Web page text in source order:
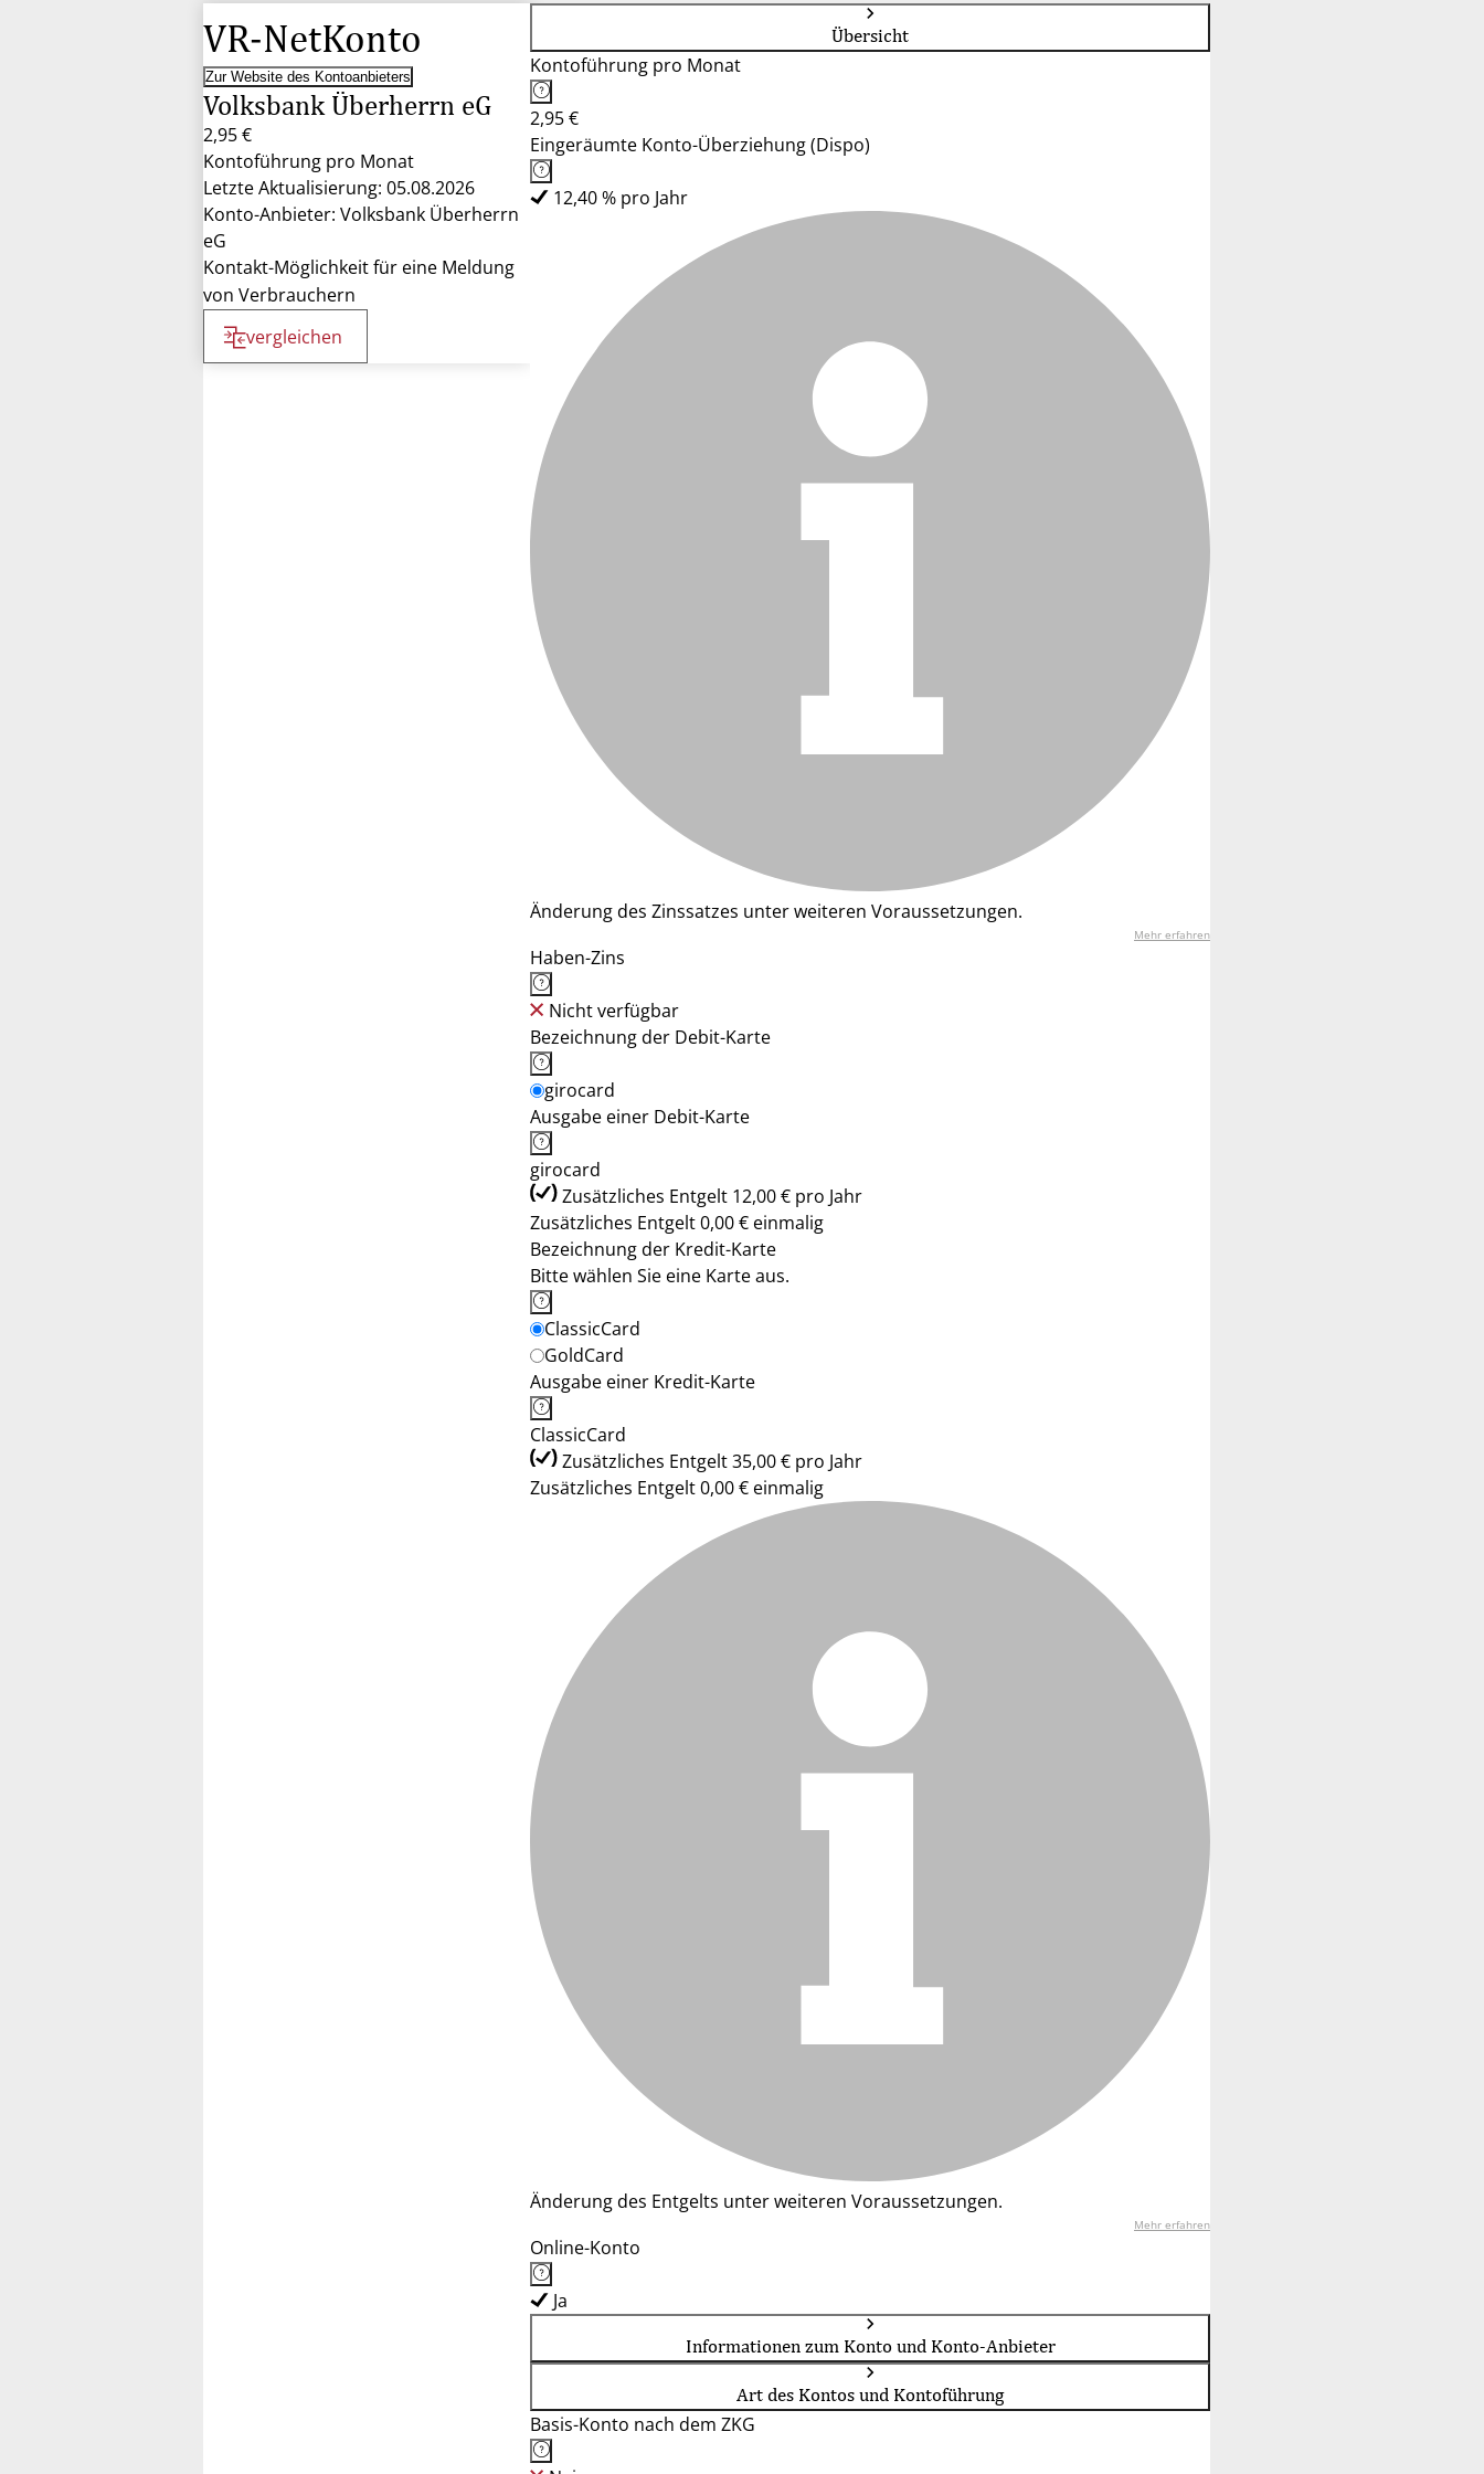
VR-NetKonto
Zur Website des Kontoanbieters
Volksbank Überherrn eG
2,95 €
Kontoführung pro Monat
Letzte Aktualisierung: 05.08.2026
Konto-Anbieter: Volksbank Überherrn
eG
Kontakt-Möglichkeit für eine Meldung
von Verbrauchern
vergleichen
Übersicht
Kontoführung pro Monat
2,95 €
Eingeräumte Konto-Überziehung (Dispo)
12,40 % pro Jahr
Änderung des Zinssatzes unter weiteren Voraussetzungen.
Mehr erfahren
Haben-Zins
Nicht verfügbar
Bezeichnung der Debit-Karte
girocard
Ausgabe einer Debit-Karte
girocard
Zusätzliches Entgelt 12,00 € pro Jahr
Zusätzliches Entgelt 0,00 € einmalig
Bezeichnung der Kredit-Karte
Bitte wählen Sie eine Karte aus.
ClassicCard
GoldCard
Ausgabe einer Kredit-Karte
ClassicCard
Zusätzliches Entgelt 35,00 € pro Jahr
Zusätzliches Entgelt 0,00 € einmalig
Änderung des Entgelts unter weiteren Voraussetzungen.
Mehr erfahren
Online-Konto
Ja
Informationen zum Konto und Konto-Anbieter
Art des Kontos und Kontoführung
Basis-Konto nach dem ZKG